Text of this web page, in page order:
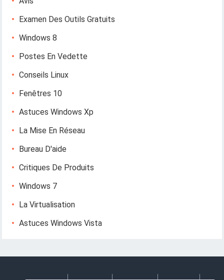
Examen Des Outils Gratuits
Windows 8
Postes En Vedette
Conseils Linux
Fenêtres 10
Astuces Windows Xp
La Mise En Réseau
Bureau D'aide
Critiques De Produits
Windows 7
La Virtualisation
Astuces Windows Vista